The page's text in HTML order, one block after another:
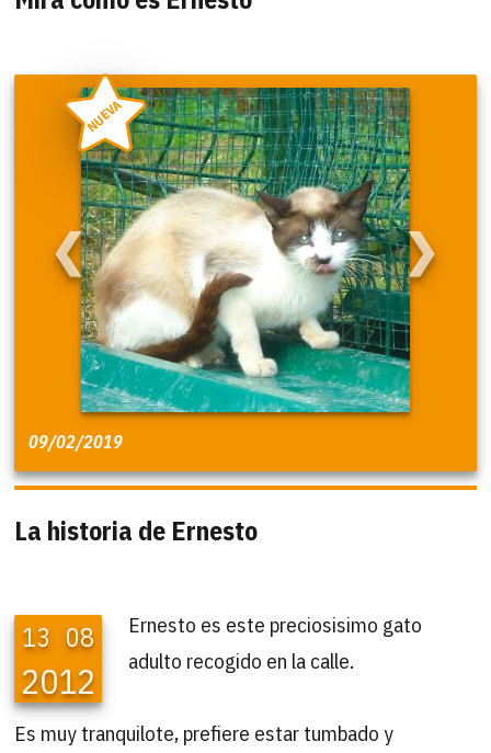
❮ ❯
NUEVA
09/02/2019
La historia de Ernesto
13 08
2012
Ernesto es este preciosisimo gato
adulto recogido en la calle.
Es muy tranquilote, prefiere estar tumbado y